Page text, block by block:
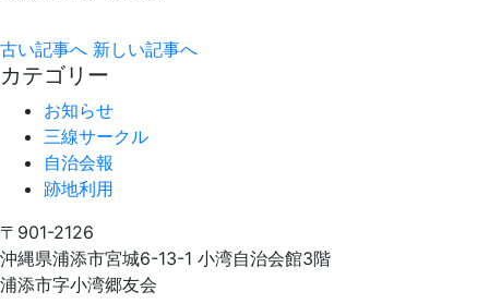
古い記事へ 新しい記事へ
カテゴリー
お知らせ
三線サークル
自治会報
跡地利用
〒901-2126
沖縄県浦添市宮城6-13-1 小湾自治会館3階
浦添市字小湾郷友会